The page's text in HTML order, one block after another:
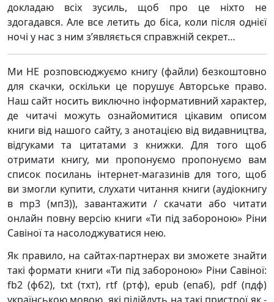
докладаю всіх зусиль, щоб про це ніхто не
здогадався. Але все летить до біса, коли після однієї
ночі у нас з ним з’являється справжній секрет…
Ми НЕ розповсюджуємо книгу (файли) безкоштовно
для скачки, оскільки це порушує Авторське право.
Наш сайт носить виключно інформативний характер,
де читачі можуть ознайомитися цікавим описом
книги від нашого сайту, з анотацією від видавництва,
відгуками та цитатами з книжки. Для того щоб
отримати книгу, ми пропонуємо пропонуємо вам
список посилань інтернет-магазинів для того, щоб
ви змогли купити, слухати читання книги (аудіокнигу
в mp3 (мп3)), завантажити / скачати або читати
онлайн повну версію книги «Ти під забороною» Ріни
Савіної та насолоджуватися нею.
Як правило, на сайтах-партнерах ви зможете знайти
такі формати книги «Ти під забороною» Ріни Савіної:
fb2 (фб2), txt (тхт), rtf (ртф), epub (епаб), pdf (пдф)